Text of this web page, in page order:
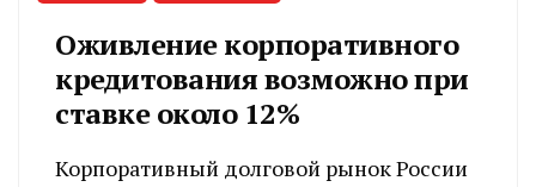
Оживление корпоративного
кредитования возможно при
ставке около 12%
Корпоративный долговой рынок России